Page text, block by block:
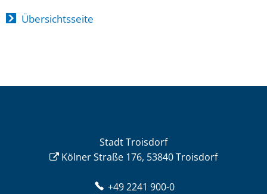
Übersichtsseite
Stadt Troisdorf
Kölner Straße 176, 53840 Troisdorf
+49 2241 900-0